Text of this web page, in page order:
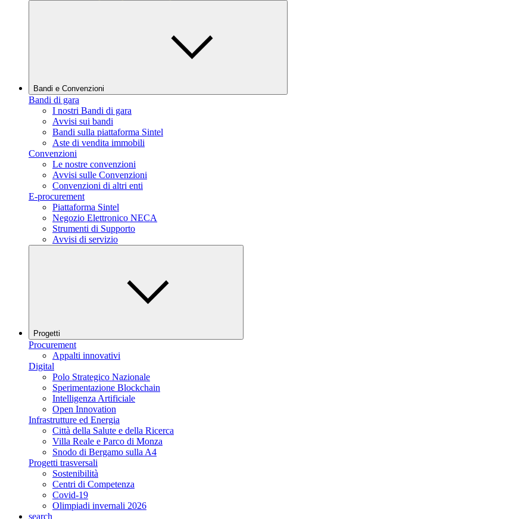
Bandi e Convenzioni
Bandi di gara
I nostri Bandi di gara
Avvisi sui bandi
Bandi sulla piattaforma Sintel
Aste di vendita immobili
Convenzioni
Le nostre convenzioni
Avvisi sulle Convenzioni
Convenzioni di altri enti
E-procurement
Piattaforma Sintel
Negozio Elettronico NECA
Strumenti di Supporto
Avvisi di servizio
Progetti
Procurement
Appalti innovativi
Digital
Polo Strategico Nazionale
Sperimentazione Blockchain
Intelligenza Artificiale
Open Innovation
Infrastrutture ed Energia
Città della Salute e della Ricerca
Villa Reale e Parco di Monza
Snodo di Bergamo sulla A4
Progetti trasversali
Sostenibilità
Centri di Competenza
Covid-19
Olimpiadi invernali 2026
search